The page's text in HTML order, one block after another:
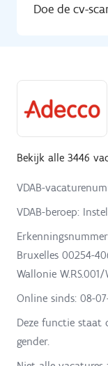
Doe de cv-
Bekijk alle 3446
VDAB-
VDAB-beroep:
Bruxelles 00254-
Wallonie W.RS.001/
Online sinds: 08-
Deze functie staat
gender.